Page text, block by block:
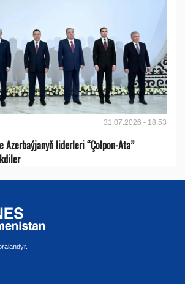
31.07.2026 - 18:53
Azerbaýjanyň liderleri “Çolpon-Ata”